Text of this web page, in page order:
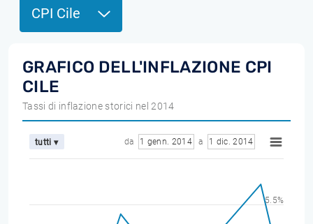
CPI Cile
GRAFICO DELL'INFLAZIONE CPI
CILE
Tassi di inflazione storici nel 2014
tutti ▾ da 1 genn. 2014 a 1 dic. 2014
5.5%